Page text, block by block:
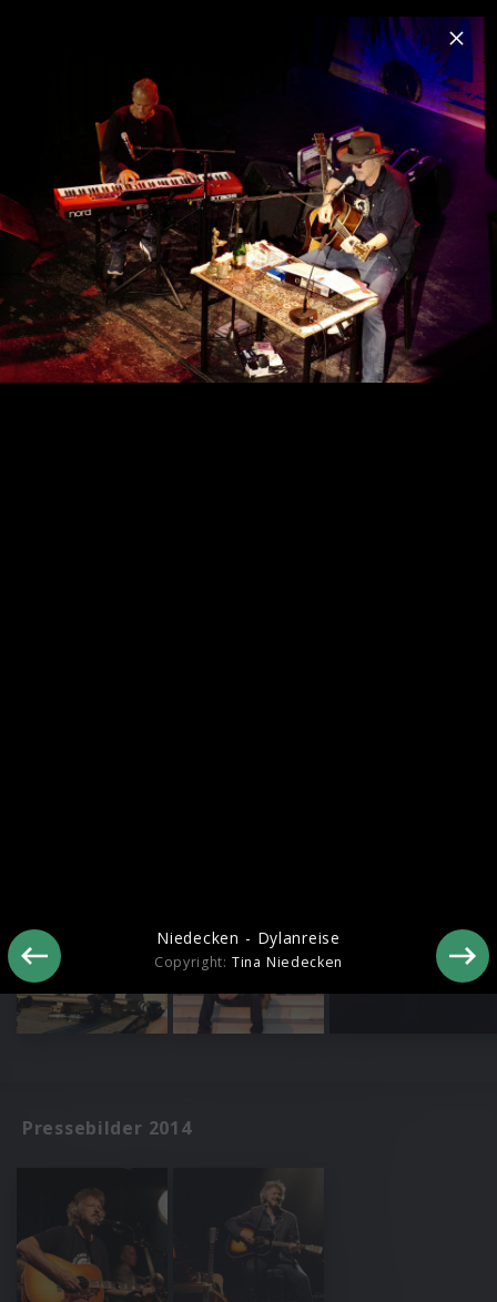
Menu
Niedecken
News Musik Videos Fotos Biografie
Pressebilder 2026
Pressebilder 2014
Niedecken - Dylanreise
Copyright: Tina Niedecken